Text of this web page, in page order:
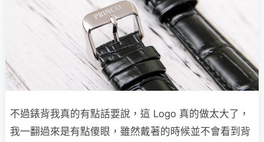
不過錶背我真的有點話要說，這 Logo 真的做太大了，
我一翻過來是有點傻眼，雖然戴著的時候並不會看到背